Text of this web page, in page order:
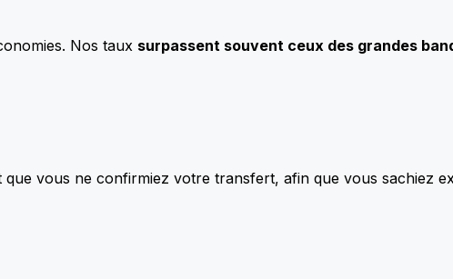
Nos taux surpassent souvent ceux des grandes
que vous ne confirmiez votre transfert, afin que vous sachiez